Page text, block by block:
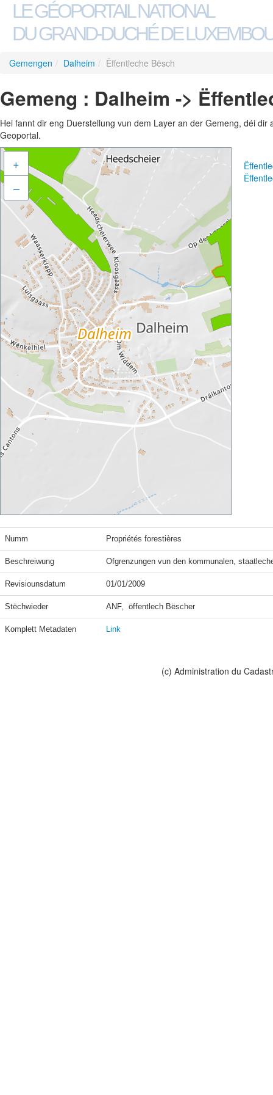
LE GÉOPORTAIL NATIONAL
DU GRAND-DUCHÉ DE
Gemengen / Dalheim / Ëffentleche Bësch
Gemeng : Dalheim ->
Hei fannt dir eng Duerstellung vun dem Layer an der Gemeng, déi
Geoportal.
+
–
Numm Propriétés forestières
Beschreiwung Ofgrenzungen vun den kommunalen,
Revisiounsdatum 01/01/2009
Stëchwieder ANF,  öffentlech Bëscher
Komplett Metadaten Link
(c) Administration du